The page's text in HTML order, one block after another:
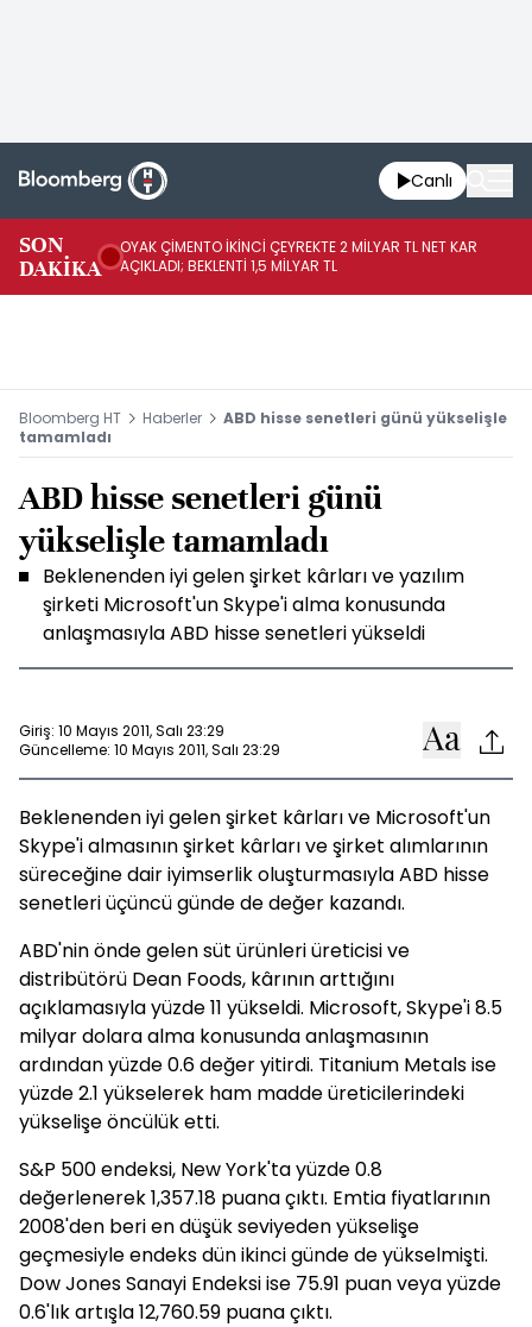
Canlı
SON
DAKİKA
OYAK ÇİMENTO İKİNCİ ÇEYREKTE 2 MİLYAR TL NET KAR
AÇIKLADI; BEKLENTİ 1,5 MİLYAR TL
Bloomberg HT Haberler
ABD hisse senetleri günü yükselişle
tamamladı
ABD hisse senetleri günü
yükselişle tamamladı
Beklenenden iyi gelen şirket kârları ve yazılım
şirketi Microsoft'un Skype'i alma konusunda
anlaşmasıyla ABD hisse senetleri yükseldi
Giriş: 10 Mayıs 2011, Salı 23:29
Güncelleme: 10 Mayıs 2011, Salı 23:29
Beklenenden iyi gelen şirket kârları ve Microsoft'un
Skype'i almasının şirket kârları ve şirket alımlarının
süreceğine dair iyimserlik oluşturmasıyla ABD hisse
senetleri üçüncü günde de değer kazandı.
ABD'nin önde gelen süt ürünleri üreticisi ve
distribütörü Dean Foods, kârının arttığını
açıklamasıyla yüzde 11 yükseldi. Microsoft, Skype'i 8.5
milyar dolara alma konusunda anlaşmasının
ardından yüzde 0.6 değer yitirdi. Titanium Metals ise
yüzde 2.1 yükselerek ham madde üreticilerindeki
yükselişe öncülük etti.
S&P 500 endeksi, New York'ta yüzde 0.8
değerlenerek 1,357.18 puana çıktı. Emtia fiyatlarının
2008'den beri en düşük seviyeden yükselişe
geçmesiyle endeks dün ikinci günde de yükselmişti.
Dow Jones Sanayi Endeksi ise 75.91 puan veya yüzde
0.6'lık artışla 12,760.59 puana çıktı.